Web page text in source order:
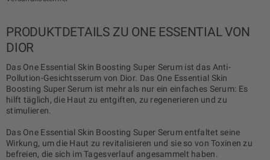
PRODUKTDETAILS ZU ONE ESSENTIAL VON
DIOR
Das One Essential Skin Boosting Super Serum ist das Anti-
Pollution-Gesichtsserum von Dior. Das One Essential Skin
Boosting Super Serum ist mehr als nur ein einfaches Serum: Es
hilft täglich, die Haut zu entgiften, zu regenerieren und zu
stimulieren.
Das One Essential Skin Boosting Super Serum entfaltet seine
Wirkung, um die Haut zu revitalisieren und sie so von Toxinen zu
befreien, die sich im Tagesverlauf angesammelt haben.